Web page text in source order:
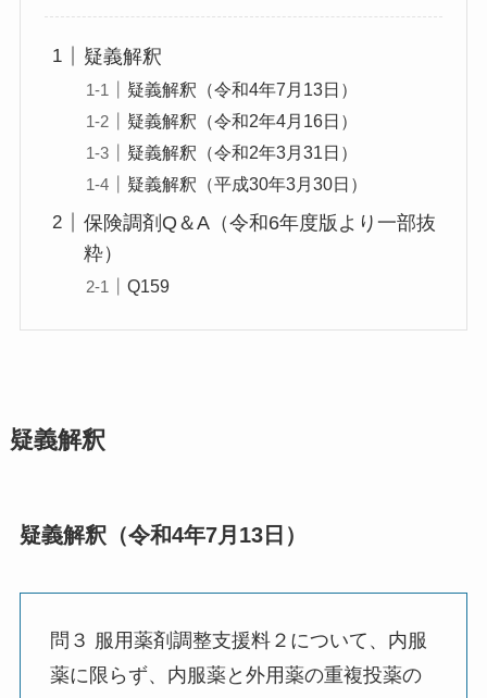
疑義解釈
疑義解釈（令和4年7月13日）
疑義解釈（令和2年4月16日）
疑義解釈（令和2年3月31日）
疑義解釈（平成30年3月30日）
保険調剤Q＆A（令和6年度版より一部抜
粋）
Q159
疑義解釈
疑義解釈（令和4年7月13日）
問３ 服用薬剤調整支援料２について、内服
薬に限らず、内服薬と外用薬の重複投薬の